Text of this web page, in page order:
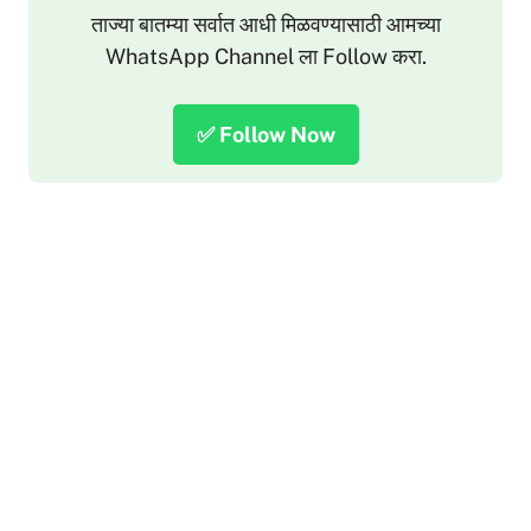
ताज्या बातम्या सर्वात आधी मिळवण्यासाठी आमच्या
WhatsApp Channel ला Follow करा.
✅ Follow Now